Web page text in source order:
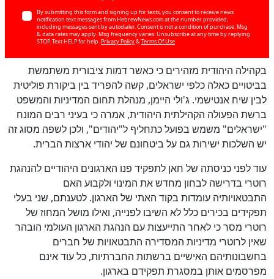
By submitting this form and signing up for texts, you consent to receive news
notification text messages from HebrewNews.com at the number provided,
including messages sent by autodialer. Consent is not a condition of purchase. Msg
& data rates may apply. Msg frequency varies. Unsubscribe at any time by replying
STOP. Text HELP for help.Privacy Policy&Terms Of Use
בקהילה היהודית מזהירים כי כאשר דמות ציבורית משתמשת
בביטויים כאלה כלפי ישראלים, קשה להפריד בין ביקורת פוליטית
לבין שיח אנטישמי. ג'ולי היימן, מנהלת תחום המדיניות והמשפט
ברשת הפעולה הקהילתית היהודית, אמרה כי בעיני רבים המונח
"ישראלים" משמש בפועל כתחליף ל"יהודים", ולכן לשפה מסוג זה
יש השלכות ישירות גם על ביטחונם של יהודי ארצות הברית.
עוד לפני כניסתה של חאן לתפקיד פנו הארגונים היהודיים להנהגת
רוטרי בדרישה לבחון מחדש את המינוי ולקבוע האם
התבטאויותיה עומדות בקוד האתי של הארגון. לטענתם, שני בעלי
תפקידים בכירים כלל לא השיבו לפנייה, ואילו מושל המחוז של
רוטרי מסר כי לאחר התייעצות עם הנהגת הארגון העולמי הובהר
שאין לרוטרי מדיניות המסדירה התבטאויות של חברים
בחשבונותיהם האישיים ברשתות החברתיות, כל עוד אינם
מפרסמים אותן במסגרת תפקידם בארגון.
60 כן